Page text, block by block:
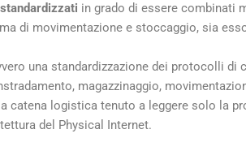
in grado di essere combinati
di movimentazione e stoccaggio, sia
una standardizzazione dei protocolli di
magazzinaggio,
catena logistica tenuto a leggere solo la
del Physical Internet.